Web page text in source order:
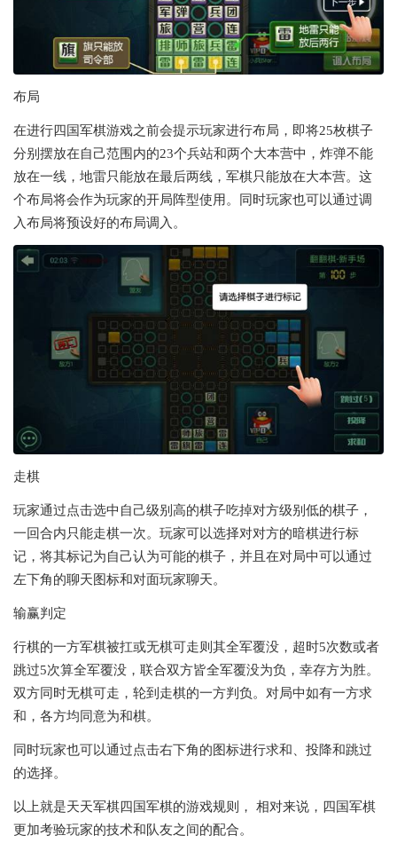
布局
在进行四国军棋游戏之前会提示玩家进行布局，即将25枚棋子
分别摆放在自己范围内的23个兵站和两个大本营中，炸弹不能
放在一线，地雷只能放在最后两线，军棋只能放在大本营。这
个布局将会作为玩家的开局阵型使用。同时玩家也可以通过调
入布局将预设好的布局调入。
走棋
玩家通过点击选中自己级别高的棋子吃掉对方级别低的棋子，
一回合内只能走棋一次。玩家可以选择对对方的暗棋进行标
记，将其标记为自己认为可能的棋子，并且在对局中可以通过
左下角的聊天图标和对面玩家聊天。
输赢判定
行棋的一方军棋被扛或无棋可走则其全军覆没，超时5次数或者
跳过5次算全军覆没，联合双方皆全军覆没为负，幸存方为胜。
双方同时无棋可走，轮到走棋的一方判负。对局中如有一方求
和，各方均同意为和棋。
同时玩家也可以通过点击右下角的图标进行求和、投降和跳过
的选择。
以上就是天天军棋四国军棋的游戏规则， 相对来说，四国军棋
更加考验玩家的技术和队友之间的配合。